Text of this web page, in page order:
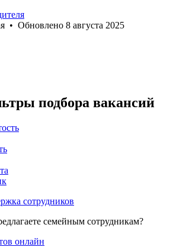
• Обновлено 8 августа 2025
подбора вакансий
сотрудников
семейным сотрудникам?
онлайн